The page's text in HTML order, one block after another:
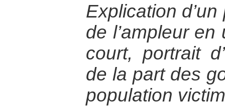
Explication
de l’ampleur
court, portrait
de la part des
population